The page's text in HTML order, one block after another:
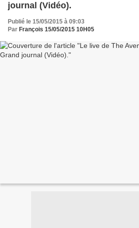
journal (Vidéo).
Publié le 15/05/2015 à 09:03
Par François 15/05/2015 10H05